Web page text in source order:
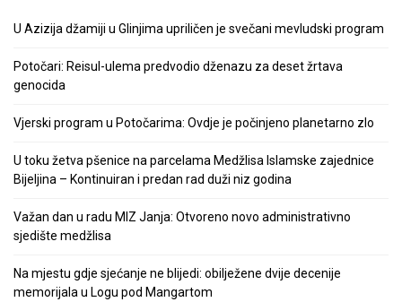
U Azizija džamiji u Glinjima upriličen je svečani mevludski program
Potočari: Reisul-ulema predvodio dženazu za deset žrtava
genocida
Vjerski program u Potočarima: Ovdje je počinjeno planetarno zlo
U toku žetva pšenice na parcelama Medžlisa Islamske zajednice
Bijeljina – Kontinuiran i predan rad duži niz godina
Važan dan u radu MIZ Janja: Otvoreno novo administrativno
sjedište medžlisa
Na mjestu gdje sjećanje ne blijedi: obilježene dvije decenije
memorijala u Logu pod Mangartom